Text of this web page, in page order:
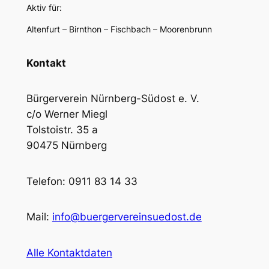
Aktiv für:
Altenfurt – Birnthon – Fischbach – Moorenbrunn
Kontakt
Bürgerverein Nürnberg-Südost e. V.
c/o Werner Miegl
Tolstoistr. 35 a
90475 Nürnberg
Telefon: 0911 83 14 33
Mail: info@buergervereinsuedost.de
Alle Kontaktdaten